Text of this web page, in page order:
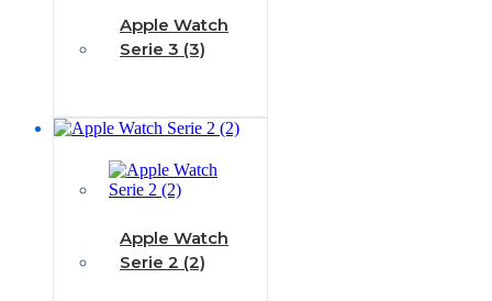
Apple Watch
Serie 3 (3)
Apple Watch
Serie 2 (2)